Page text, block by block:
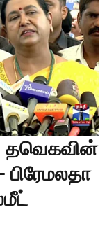
தவெகவின்